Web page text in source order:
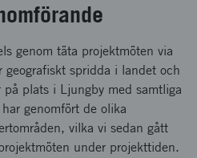
genom täta projektmöten via
geografiskt spridda i landet och
på plats i Ljungby med samtliga
genomfört de olika
vilka vi sedan gått
under projekttiden.